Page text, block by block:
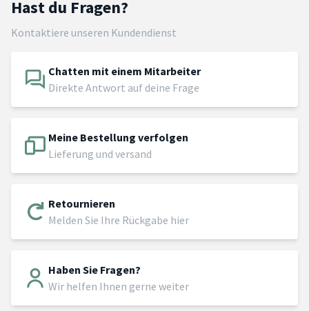
Hast du Fragen?
Kontaktiere unseren Kundendienst
Chatten mit einem Mitarbeiter
Direkte Antwort auf deine Frage
Meine Bestellung verfolgen
Lieferung und versand
Retournieren
Melden Sie Ihre Rückgabe hier
Haben Sie Fragen?
Wir helfen Ihnen gerne weiter